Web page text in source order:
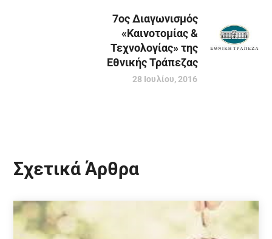
7oς Διαγωνισμός
«Καινοτομίας &
Τεχνολογίας» της
Εθνικής Τράπεζας
28 Ιουλίου, 2016
Σχετικά Άρθρα